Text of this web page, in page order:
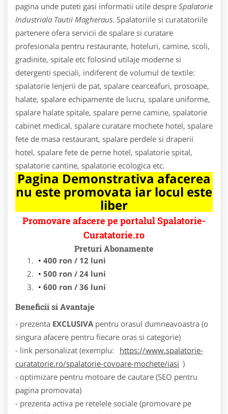
pagina unde puteti gasi informatii utile despre Spalatorie
Industriala Tautii Magheraus. Spalatoriile si curatatoriile
partenere ofera servicii de spalare si curatare
profesionala pentru restaurante, hoteluri, camine, scoli,
gradinite, spitale etc folosind utilaje moderne si
detergenti speciali, indiferent de volumul de textile:
spalatorie lenjerii de pat, spalare cearceafuri, prosoape,
halate, spalare echipamente de lucru, spalare uniforme,
spalare halate spitale, spalare perne camine, spalatorie
cabinet medical, spalare curatare mochete hotel, spalare
fete de masa restaurant, spalare perdele si draperii
hotel, spalare fete de perne hotel, spalatorie spital,
spalatorie cantine, spalatorie ecologica etc.
Pagina Demonstrativa afacerea
nu este promovata iar locul este
liber
Promovare afacere pe portalul Spalatorie-
Curatatorie.ro
Preturi Abonamente
400 ron / 12 luni
500 ron / 24 luni
600 ron / 36 luni
Beneficii si Avantaje
- prezenta EXCLUSIVA pentru orasul dumneavoastra (o
singura afacere pentru fiecare oras si categorie)
- link personalizat (exemplu:
https://www.spalatorie-
curatatorie.ro/spalatorie-covoare-mochete/iasi )
- optimizare pentru motoare de cautare (SEO pentru
pagina promovata)
- prezenta activa pe retelele sociale (promovare pe